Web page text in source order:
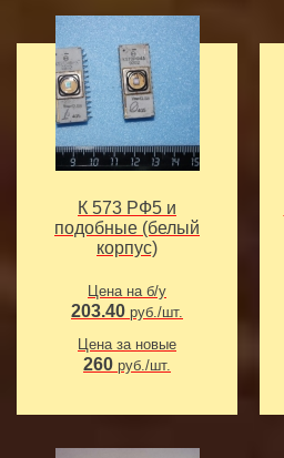
К 573 РФ5 и
подобные (белый
корпус)
Цена на б/у
203.40 руб./шт.
Цена за новые
260 руб./шт.